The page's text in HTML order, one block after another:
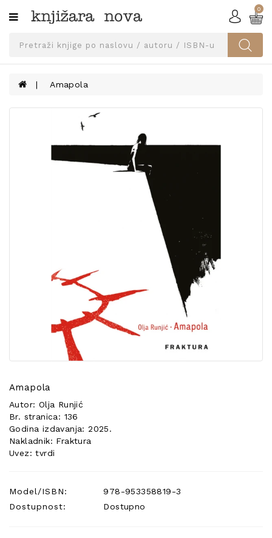
Kategorije
SVEUČILIŠNA
UDŽBENICI
KNJIGE
POSEBNA
0
Amapola
Amapola
Autor: Olja Runjić
Br. stranica: 136
Godina izdavanja: 2025.
Nakladnik: Fraktura
Uvez: tvrdi
Model/ISBN:
978-953358819-3
Dostupnost:
Dostupno